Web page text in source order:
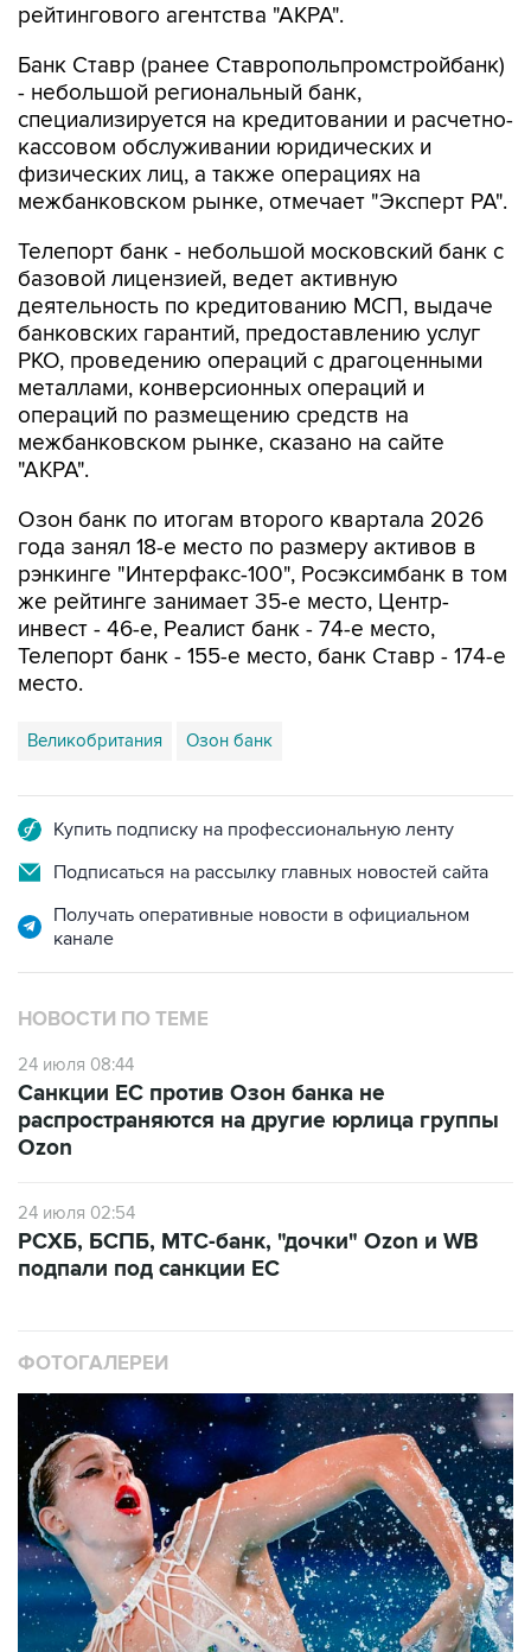
рейтингового агентства "АКРА".
Банк Ставр (ранее Ставропольпромстройбанк)
- небольшой региональный банк,
специализируется на кредитовании и расчетно-
кассовом обслуживании юридических и
физических лиц, а также операциях на
межбанковском рынке, отмечает "Эксперт РА".
Телепорт банк - небольшой московский банк с
базовой лицензией, ведет активную
деятельность по кредитованию МСП, выдаче
банковских гарантий, предоставлению услуг
РКО, проведению операций с драгоценными
металлами, конверсионных операций и
операций по размещению средств на
межбанковском рынке, сказано на сайте
"АКРА".
Озон банк по итогам второго квартала 2026
года занял 18-е место по размеру активов в
рэнкинге "Интерфакс-100", Росэксимбанк в том
же рейтинге занимает 35-е место, Центр-
инвест - 46-е, Реалист банк - 74-е место,
Телепорт банк - 155-е место, банк Ставр - 174-е
место.
Великобритания Озон банк
Купить подписку на профессиональную ленту
Подписаться на рассылку главных новостей сайта
Получать оперативные новости в официальном
канале
НОВОСТИ ПО ТЕМЕ
24 июля 08:44
Санкции ЕС против Озон банка не
распространяются на другие юрлица группы
Ozon
24 июля 02:54
РСХБ, БСПБ, МТС-банк, "дочки" Ozon и WB
подпали под санкции ЕС
ФОТОГАЛЕРЕИ